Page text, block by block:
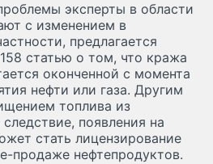
эксперты в области
с изменением в
предлагается
статью о том, что кража
оконченной с момента
нефти или газа. Другим
топлива из
появления на
стать лицензирование
продаже нефтепродуктов.